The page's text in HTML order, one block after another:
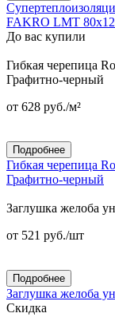
FAKRO LMT
До вас купили
Гибкая
Графитно-черный
от 628 руб./м²
Подробнее
Гибкая
Графитно-черный
Заглушка желоба
от 521 руб./шт
Подробнее
Заглушка желоба
Скидка